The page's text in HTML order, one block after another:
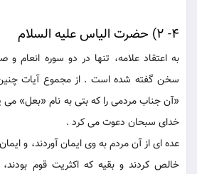
4- 2) حضرت الياس عليه السلام
به اعتقاد علامه، تنها در دو سوره انعام
سخن گفته شده است . از مجموع آيات
«آن جناب مردمى را كه بتى به نام «بعل‏»
خداى سبحان دعوت می كرد .
عده اى از آن مردم به وى ايمان آوردند، و
خالص كردند و بقيه كه اكثريت قوم